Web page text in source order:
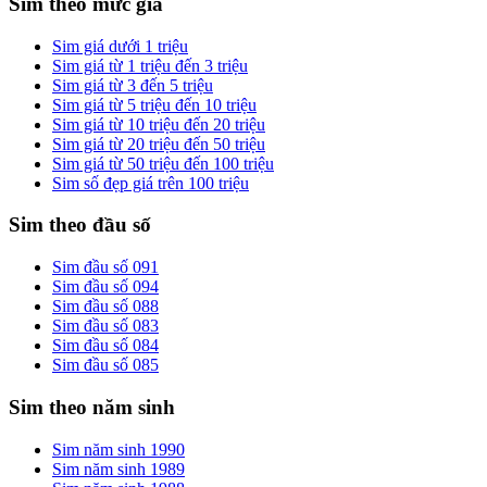
Sim giá dưới 1 triệu
Sim giá từ 1 triệu đến 3 triệu
Sim giá từ 3 đến 5 triệu
Sim giá từ 5 triệu đến 10 triệu
Sim giá từ 10 triệu đến 20 triệu
Sim giá từ 20 triệu đến 50 triệu
Sim giá từ 50 triệu đến 100 triệu
Sim số đẹp giá trên 100 triệu
Sim theo đầu số
Sim đầu số 091
Sim đầu số 094
Sim đầu số 088
Sim đầu số 083
Sim đầu số 084
Sim đầu số 085
Sim theo năm sinh
Sim năm sinh 1990
Sim năm sinh 1989